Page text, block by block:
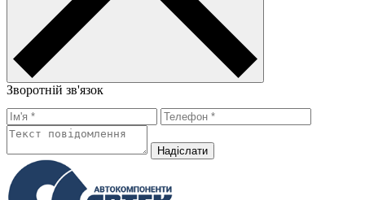
Зворотній зв'язок
Надiслати